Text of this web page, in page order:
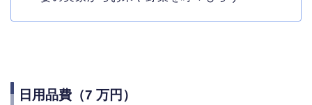
日用品費（7 万円）